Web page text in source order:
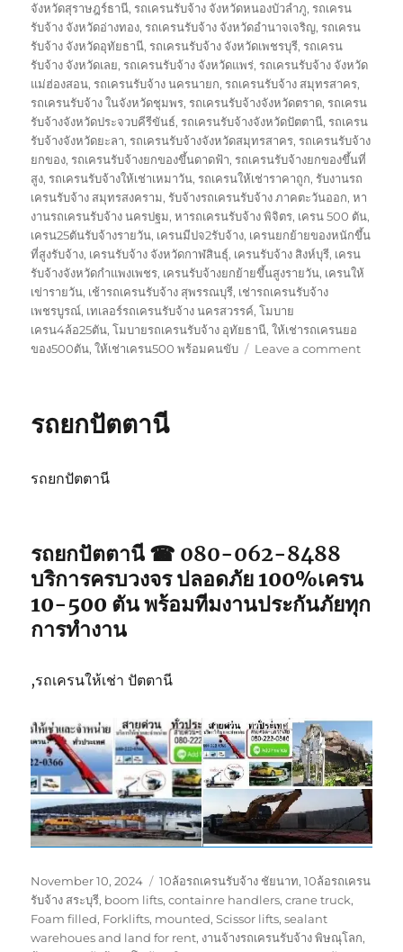
จังหวัดสุราษฎร์ธานี,รถเครนรับจ้าง จังหวัดหนองบัวลำภู,รถเครน
รับจ้าง จังหวัดอ่างทอง,รถเครนรับจ้าง จังหวัดอำนาจเจริญ,รถเครน
รับจ้าง จังหวัดอุทัยธานี,รถเครนรับจ้าง จังหวัดเพชรบุรี,รถเครน
รับจ้าง จังหวัดเลย,รถเครนรับจ้าง จังหวัดแพร่,รถเครนรับจ้าง จังหวัด
แม่ฮ่องสอน,รถเครนรับจ้าง นครนายก,รถเครนรับจ้าง สมุทรสาคร,
รถเครนรับจ้าง ในจังหวัดชุมพร,รถเครนรับจ้างจังหวัดตราด,รถเครน
รับจ้างจังหวัดประจวบคีรีขันธ์,รถเครนรับจ้างจังหวัดปัตตานี,รถเครน
รับจ้างจังหวัดยะลา,รถเครนรับจ้างจังหวัดสมุทรสาคร,รถเครนรับจ้าง
ยกของ,รถเครนรับจ้างยกของขึ้นดาดฟ้า,รถเครนรับจ้างยกของขึ้นที่
สูง,รถเครนรับจ้างให้เช่าเหมาวัน,รถเครนให้เช่าราคาถูก,รับงานรถ
เครนรับจ้าง สมุทรสงคราม,รับจ้างรถเครนรับจ้าง ภาคตะวันออก,หา
งานรถเครนรับจ้าง นครปฐม,หารถเครนรับจ้าง พิจิตร, เครน 500 ตัน,
เครน25ตันรับจ้างรายวัน, เครนมีปจ2รับจ้าง, เครนยกย้ายของหนักขึ้น
ที่สูงรับจ้าง, เครนรับจ้าง จังหวัดกาฬสินธุ์, เครนรับจ้าง สิงห์บุรี, เครน
รับจ้างจังหวัดกำแพงเพชร, เครนรับจ้างยกย้ายขึ้นสูงรายวัน, เครนให้
เข่ารายวัน, เช้ารถเครนรับจ้าง สุพรรณบุรี, เช่ารถเครนรับจ้าง
เพชรบูรณ์, เทเลอร์รถเครนรับจ้าง นครสวรรค์,โมบาย
เครน4ล้อ25ตัน,โมบายรถเครนรับจ้าง อุทัยธานี,ให้เช่ารถเครนยอ
ของ500ตัน,ให้เช่าเครน500 พร้อมคนขับ Leave a commenton
รถยกปัตตานี
รถยกปัตตานี
รถยกปัตตานี ☎ 080-062-8488
บริการครบวงจร ปลอดภัย 100%เครน
10-500 ตัน พร้อมทีมงานประกันภัยทุก
การทำงาน
,รถเครนให้เช่า ปัตตานี
Posted
on
November 10, 2024 Tags
10ล้อรถเครนรับจ้าง ชัยนาท,10ล้อรถเครน
รับจ้าง สระบุรี, boom lifts,containre handlers,crane truck,
Foam filled, Forklifts, mounted,Scissor lifts,sealant
warehoues and land for rent, งานจ้างรถเครนรับจ้าง พิษณุโลก,